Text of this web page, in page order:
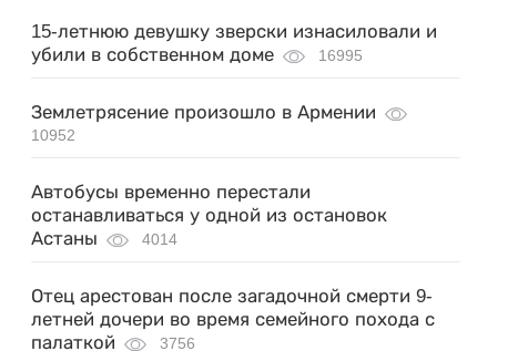
15-летнюю девушку зверски изнасиловали и
убили в собственном доме
16995
Землетрясение произошло в Армении
10952
Автобусы временно перестали
останавливаться у одной из остановок
Астаны
4014
Отец арестован после загадочной смерти 9-
летней дочери во время семейного похода с
палаткой
3756